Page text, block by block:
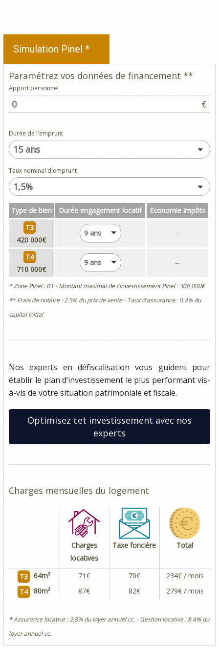
Simulation Pinel *
Paramétrez vos données de financement **
Apport personnel
€
Durée de l'emprunt
15 ans
Taux nominal d'emprunt
1,5%
Type de bien Durée engagement locatif
Economie impôts
T3
420 000€
9 ans --
T4
710 000€
9 ans --
* Zone Pinel : B1 - Montant maximal de l'investissement Pinel : 300 000€
** Frais de notaire : 2.5% du prix de vente - Taux d'assurance : 0.4% du
capital initial
Nos experts en défiscalisation vous guident pour
établir le plan d’investissement le plus performant vis-
à-vis de votre situation patrimoniale et fiscale.
Optimisez cet investissement avec nos
experts
Charges mensuelles du logement
Charges
locatives
Taxe foncière Total
T3 64m² 71€ 70€
234€ / mois
T4
80m² 87€ 82€ 279€ / mois
* Assurance locative : 2,8% du loyer annuel cc. - Gestion locative : 8.4% du
loyer annuel cc.